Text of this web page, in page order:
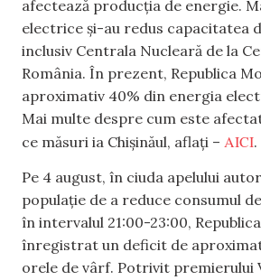
afectează producția de energie.
electrice și-au redus capacitatea
inclusiv Centrala Nucleară de la
România. În prezent, Republica
aproximativ 40% din energia
Mai multe despre cum este
ce măsuri ia Chișinăul, aflați – AICI.
Pe 4 august, în ciuda apelului
populație de a reduce consumul
în intervalul 21:00-23:00,
înregistrat un deficit de
orele de vârf. Potrivit premierului